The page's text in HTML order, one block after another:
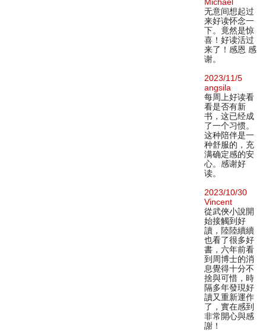
无意间想起过
来好读怀念一
下。竟然是惊
喜！好读活过
来了！感恩 感
谢。
2023/11/5
angsila
每周上好读看
看是否有新
书，这已经成
了一个习惯。
这种陪伴是一
种舒服的，充
满确定感的安
心。感谢好
读。
2023/10/30
Vincent
從武俠小說開
始接觸到好
讀，陸陸續續
也看了很多好
書，六年前看
到周博士的消
息覺得十分不
捨與可惜，時
隔多年發現好
讀又重新運作
了，實在感到
非常開心與感
謝！